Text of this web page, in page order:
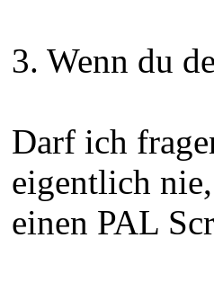
3. Wenn du
Darf ich
eigentlich
einen PAL